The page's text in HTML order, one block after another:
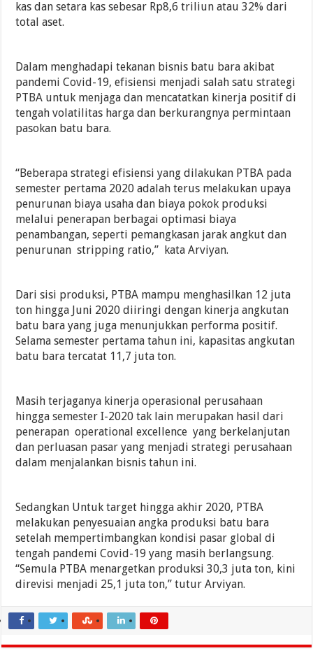
kas dan setara kas sebesar Rp8,6 triliun atau 32% dari
total aset.
Dalam menghadapi tekanan bisnis batu bara akibat
pandemi Covid-19, efisiensi menjadi salah satu strategi
PTBA untuk menjaga dan mencatatkan kinerja positif di
tengah volatilitas harga dan berkurangnya permintaan
pasokan batu bara.
“Beberapa strategi efisiensi yang dilakukan PTBA pada
semester pertama 2020 adalah terus melakukan upaya
penurunan biaya usaha dan biaya pokok produksi
melalui penerapan berbagai optimasi biaya
penambangan, seperti pemangkasan jarak angkut dan
penurunan stripping ratio,” kata Arviyan.
Dari sisi produksi, PTBA mampu menghasilkan 12 juta
ton hingga Juni 2020 diiringi dengan kinerja angkutan
batu bara yang juga menunjukkan performa positif.
Selama semester pertama tahun ini, kapasitas angkutan
batu bara tercatat 11,7 juta ton.
Masih terjaganya kinerja operasional perusahaan
hingga semester I-2020 tak lain merupakan hasil dari
penerapan operational excellence yang berkelanjutan
dan perluasan pasar yang menjadi strategi perusahaan
dalam menjalankan bisnis tahun ini.
Sedangkan Untuk target hingga akhir 2020, PTBA
melakukan penyesuaian angka produksi batu bara
setelah mempertimbangkan kondisi pasar global di
tengah pandemi Covid-19 yang masih berlangsung.
“Semula PTBA menargetkan produksi 30,3 juta ton, kini
direvisi menjadi 25,1 juta ton,” tutur Arviyan.